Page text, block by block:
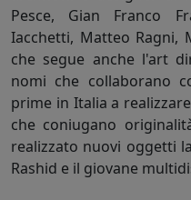
Pesce, Gian Franco
Iacchetti, Matteo Ragni,
che segue anche l'art
nomi che collaborano
prime in Italia a
che coniugano
realizzato nuovi oggetti
Rashid e il giovane